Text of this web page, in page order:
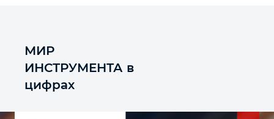
МИР
ИНСТРУМЕНТА в
цифрах